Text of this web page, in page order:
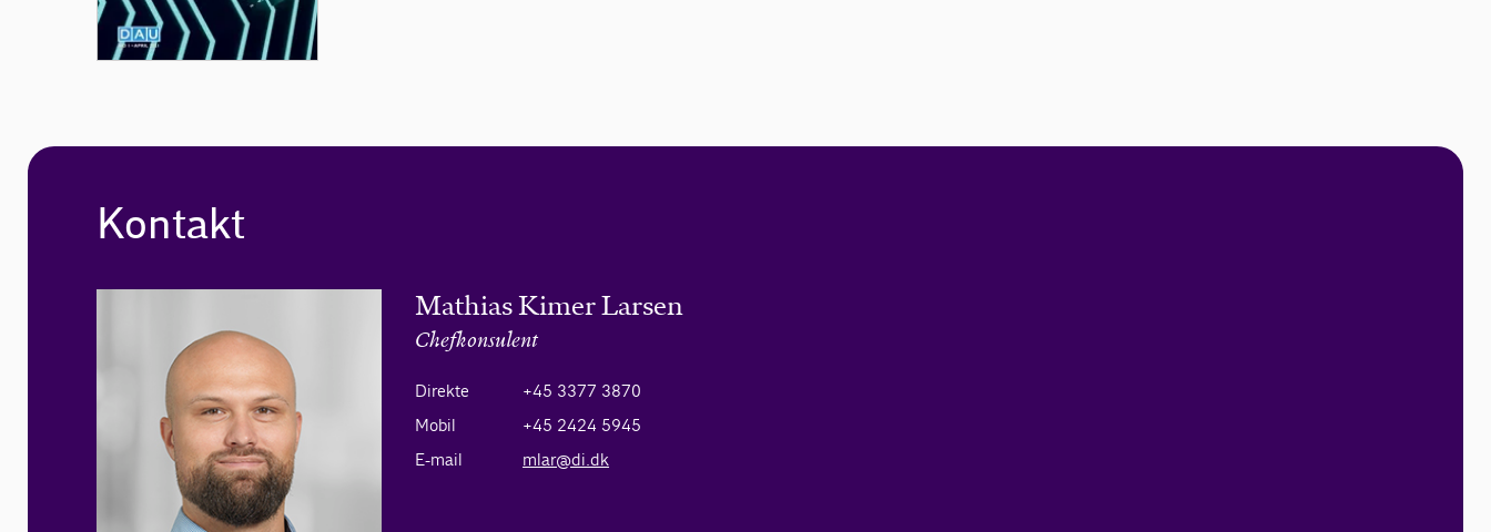
Kontakt
Mathias Kimer Larsen
Chefkonsulent
Direkte
+45 3377 3870
Mobil
+45 2424 5945
E-mail
mlar@di.dk